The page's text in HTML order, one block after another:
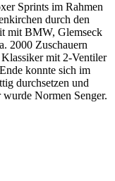
Sprints im Rahmen
durch den
mit BMW, Glemseck
2000 Zuschauern
mit 2-Ventiler
konnte sich im
durchsetzen und
Normen Senger.